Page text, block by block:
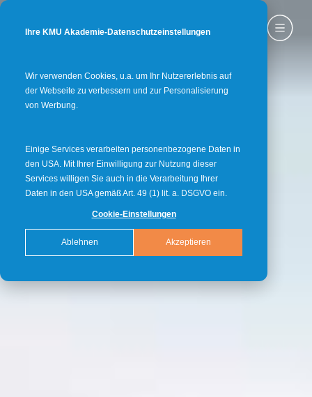
Ihre KMU Akademie-Datenschutzeinstellungen
Wir verwenden Cookies, u.a. um Ihr Nutzererlebnis auf
der Webseite zu verbessern und zur Personalisierung
von Werbung.
Einige Services verarbeiten personenbezogene Daten in
den USA. Mit Ihrer Einwilligung zur Nutzung dieser
Services willigen Sie auch in die Verarbeitung Ihrer
Daten in den USA gemäß Art. 49 (1) lit. a. DSGVO ein.
Cookie-Einstellungen
Akzeptieren
Ablehnen